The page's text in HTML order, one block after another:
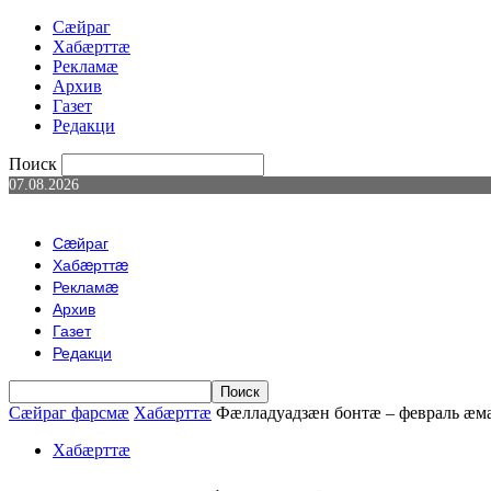
Сæйраг
Хабæрттæ
Рекламæ
Архив
Газет
Редакци
Поиск
07.08.2026
Сæйраг
Хабæрттæ
Рекламæ
Архив
Газет
Редакци
Сæйраг фарсмæ Хабæрттæ Фæлладуадзæн бонтæ – февраль
Хабæрттæ